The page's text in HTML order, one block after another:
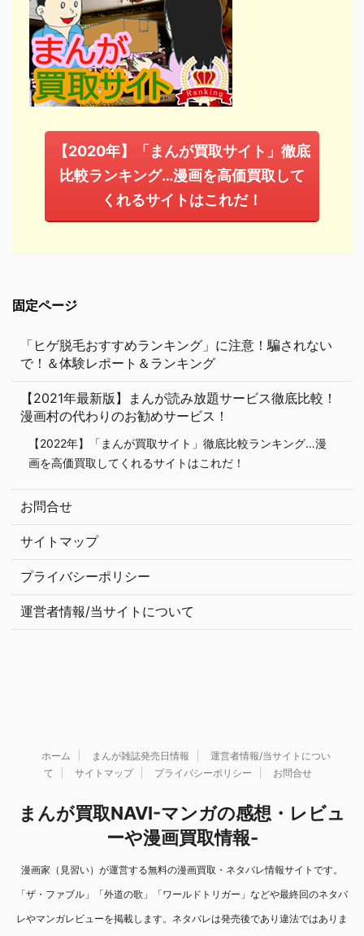
【2020年】「まんが買取サイト」徹底
比較ランキング…漫画を高価買取して
くれるサイトはこれだ！
固定ページ
「ヒゲ脱毛おすすめランキング」に注意！騙されない
で！＆体験レポート＆ランキング
【2021年最新版】まんが読み放題サービス徹底比較！
漫画村の代わりのお勧めサービス！
【2022年】「まんが買取サイト」徹底比較ランキング…漫
画を高価買取してくれるサイトはこれだ！
お問合せ
サイトマップ
プライバシーポリシー
運営者情報/当サイトについて
ホーム まんが雑誌発売日情報
運営者情報/当サイトについ
て
サイトマップ プライバシーポリシー お問合せ
まんが買取NAVI-マンガの感想・レビュ
ーや漫画買取情報-
漫画家（見習い）が運営する無料の漫画買取・ネタバレ情報サイトです。
「ザ・ファブル」「外道の歌」「ワールドトリガー」などや最終回のネタバ
レやマンガレビューを掲載します。ネタバレは発売後であり違法ではありま